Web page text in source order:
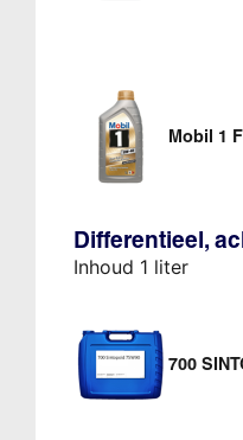
Mobil 1
Differentieel,
Inhoud 1 liter
700